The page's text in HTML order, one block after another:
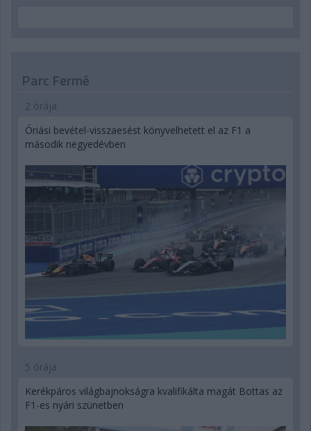
Parc Fermé
2 órája
Óriási bevétel-visszaesést könyvelhetett el az F1 a
második negyedévben
5 órája
Kerékpáros világbajnokságra kvalifikálta magát Bottas az
F1-es nyári szünetben